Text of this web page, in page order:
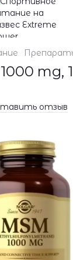
mg,
отзыв